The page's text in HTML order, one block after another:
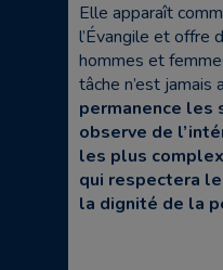
Elle apparaît
l’Évangile et offre
hommes et
tâche n’est jamais
permanence les
observe de
les plus
qui respectera
la dignité de la